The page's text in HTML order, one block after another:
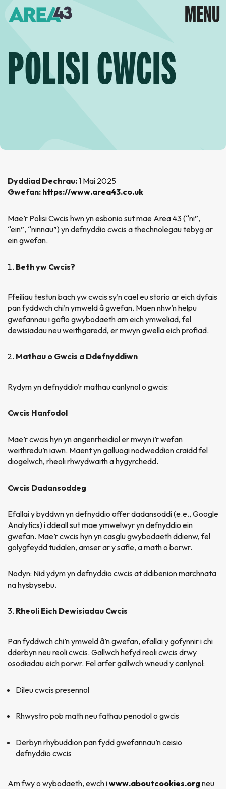
POLISI CWCIS
Dyddiad Dechrau:1 Mai 2025
Gwefan: https://www.area43.co.uk
Mae’r Polisi Cwcis hwn yn esbonio sut mae Area 43 (“ni”,
“ein”, “ninnau”) yn defnyddio cwcis a thechnolegau tebyg ar
ein gwefan.
Beth yw Cwcis?
Ffeiliau testun bach yw cwcis sy’n cael eu storio ar eich dyfais
pan fyddwch chi’n ymweld â gwefan. Maen nhw’n helpu
gwefannau i gofio gwybodaeth am eich ymweliad, fel
dewisiadau neu weithgaredd, er mwyn gwella eich profiad.
Mathau o Gwcis a Ddefnyddiwn
Rydym yn defnyddio’r mathau canlynol o gwcis:
Cwcis Hanfodol
Mae’r cwcis hyn yn angenrheidiol er mwyn i’r wefan
weithredu’n iawn. Maent yn galluogi nodweddion craidd fel
diogelwch, rheoli rhwydwaith a hygyrchedd.
Cwcis Dadansoddeg
Efallai y byddwn yn defnyddio offer dadansoddi (e.e., Google
Analytics) i ddeall sut mae ymwelwyr yn defnyddio ein
gwefan. Mae’r cwcis hyn yn casglu gwybodaeth ddienw, fel
golygfeydd tudalen, amser ar y safle, a math o borwr.
Nodyn: Nid ydym yn defnyddio cwcis at ddibenion marchnata
na hysbysebu.
Rheoli Eich Dewisiadau Cwcis
Pan fyddwch chi’n ymweld â’n gwefan, efallai y gofynnir i chi
dderbyn neu reoli cwcis. Gallwch hefyd reoli cwcis drwy
osodiadau eich porwr. Fel arfer gallwch wneud y canlynol:
Dileu cwcis presennol
Rhwystro pob math neu fathau penodol o gwcis
Derbyn rhybuddion pan fydd gwefannau’n ceisio
defnyddio cwcis
Am fwy o wybodaeth, ewch iwww.aboutcookies.org neu